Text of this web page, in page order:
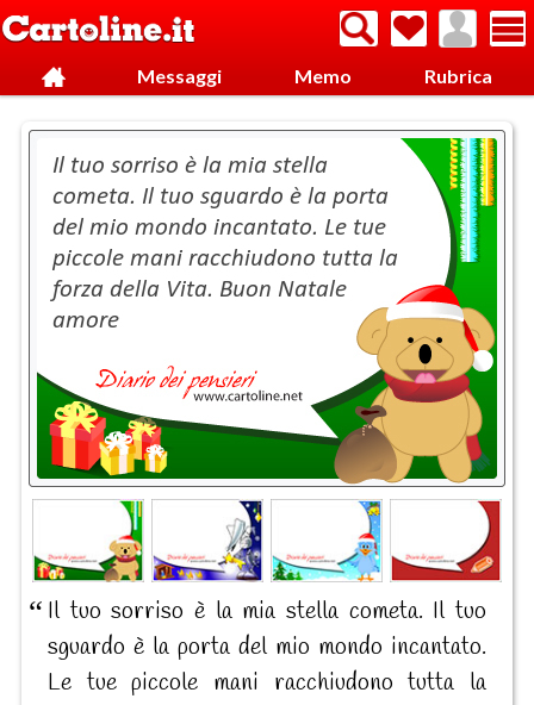
Messaggi Memo Rubrica
Il tuo sorriso è la mia stella cometa. Il tuo
sguardo è la porta del mio mondo incantato.
Le tue piccole mani racchiudono tutta la